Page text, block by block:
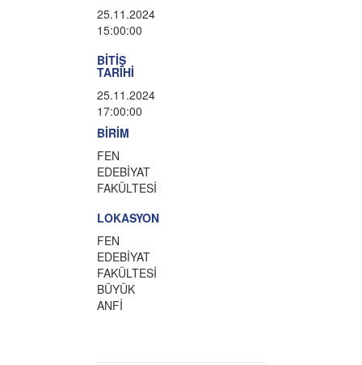
25.11.2024
15:00:00
BİTİŞ
TARİHİ
25.11.2024
17:00:00
BİRİM
FEN
EDEBİYAT
FAKÜLTESİ
LOKASYON
FEN
EDEBİYAT
FAKÜLTESİ
BÜYÜK
ANFİ